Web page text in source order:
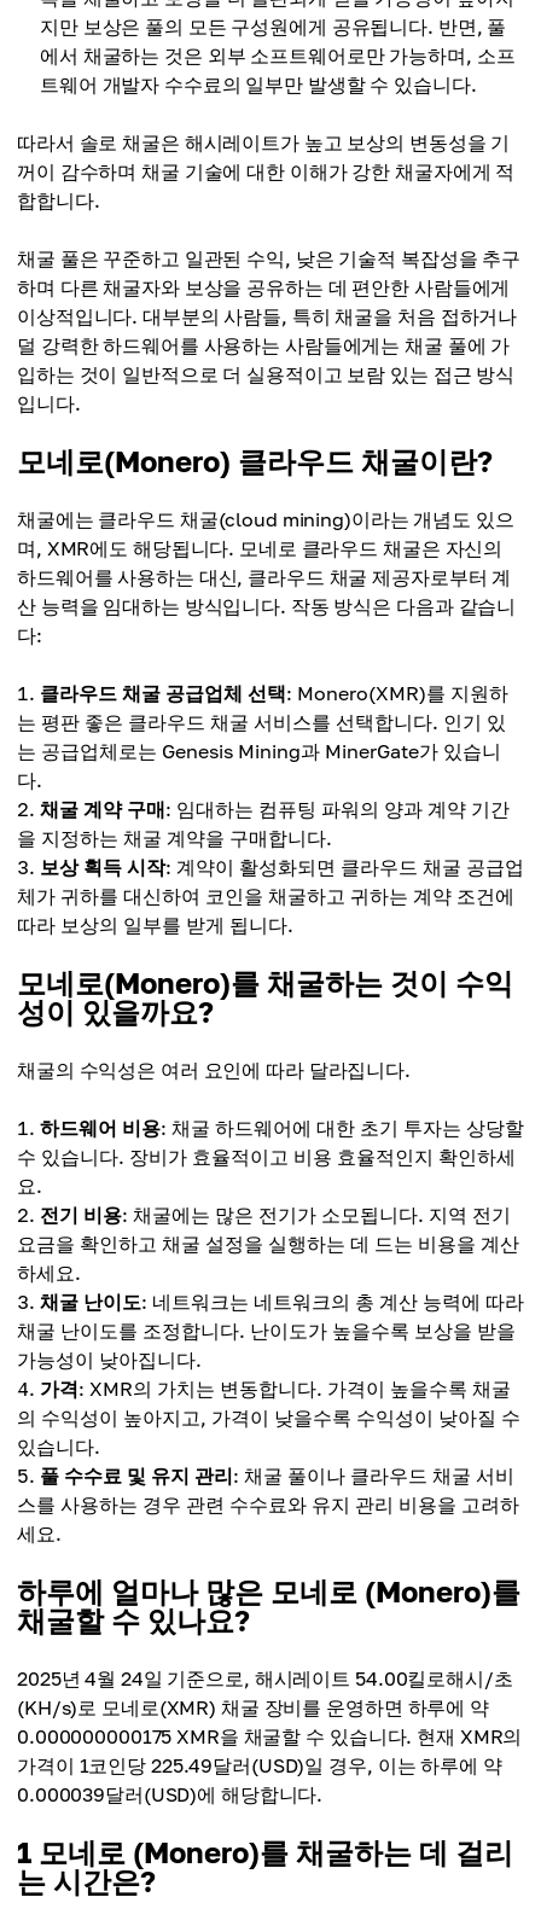
지만 보상은 풀의 모든 구성원에게 공유됩니다. 반면, 풀
에서 채굴하는 것은 외부 소프트웨어로만 가능하며, 소프
트웨어 개발자 수수료의 일부만 발생할 수 있습니다.
따라서 솔로 채굴은 해시레이트가 높고 보상의 변동성을 기
꺼이 감수하며 채굴 기술에 대한 이해가 강한 채굴자에게 적
합합니다.
채굴 풀은 꾸준하고 일관된 수익, 낮은 기술적 복잡성을 추구
하며 다른 채굴자와 보상을 공유하는 데 편안한 사람들에게
이상적입니다. 대부분의 사람들, 특히 채굴을 처음 접하거나
덜 강력한 하드웨어를 사용하는 사람들에게는 채굴 풀에 가
입하는 것이 일반적으로 더 실용적이고 보람 있는 접근 방식
입니다.
모네로(Monero) 클라우드 채굴이란?
채굴에는 클라우드 채굴(cloud mining)이라는 개념도 있으
며, XMR에도 해당됩니다. 모네로 클라우드 채굴은 자신의
하드웨어를 사용하는 대신, 클라우드 채굴 제공자로부터 계
산 능력을 임대하는 방식입니다. 작동 방식은 다음과 같습니
다:
클라우드 채굴 공급업체 선택: Monero(XMR)를 지원하
는 평판 좋은 클라우드 채굴 서비스를 선택합니다. 인기 있
는 공급업체로는 Genesis Mining과 MinerGate가 있습니
다.
채굴 계약 구매: 임대하는 컴퓨팅 파워의 양과 계약 기간
을 지정하는 채굴 계약을 구매합니다.
보상 획득 시작: 계약이 활성화되면 클라우드 채굴 공급업
체가 귀하를 대신하여 코인을 채굴하고 귀하는 계약 조건에
따라 보상의 일부를 받게 됩니다.
모네로(Monero)를 채굴하는 것이 수익
성이 있을까요?
채굴의 수익성은 여러 요인에 따라 달라집니다.
하드웨어 비용: 채굴 하드웨어에 대한 초기 투자는 상당할
수 있습니다. 장비가 효율적이고 비용 효율적인지 확인하세
요.
전기 비용: 채굴에는 많은 전기가 소모됩니다. 지역 전기
요금을 확인하고 채굴 설정을 실행하는 데 드는 비용을 계산
하세요.
채굴 난이도: 네트워크는 네트워크의 총 계산 능력에 따라
채굴 난이도를 조정합니다. 난이도가 높을수록 보상을 받을
가능성이 낮아집니다.
가격: XMR의 가치는 변동합니다. 가격이 높을수록 채굴
의 수익성이 높아지고, 가격이 낮을수록 수익성이 낮아질 수
있습니다.
풀 수수료 및 유지 관리: 채굴 풀이나 클라우드 채굴 서비
스를 사용하는 경우 관련 수수료와 유지 관리 비용을 고려하
세요.
하루에 얼마나 많은 모네로 (Monero)를
채굴할 수 있나요?
2025년 4월 24일 기준으로, 해시레이트 54.00킬로해시/초
(KH/s)로 모네로(XMR) 채굴 장비를 운영하면 하루에 약
0.000000000175 XMR을 채굴할 수 있습니다. 현재 XMR의
가격이 1코인당 225.49달러(USD)일 경우, 이는 하루에 약
0.000039달러(USD)에 해당합니다.
1 모네로 (Monero)를 채굴하는 데 걸리
는 시간은?